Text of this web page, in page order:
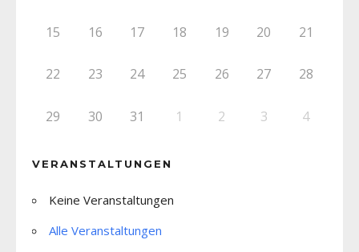
15 16 17 18 19 20 21
22 23 24 25 26 27 28
29 30 31 1 2 3 4
VERANSTALTUNGEN
Keine Veranstaltungen
Alle Veranstaltungen